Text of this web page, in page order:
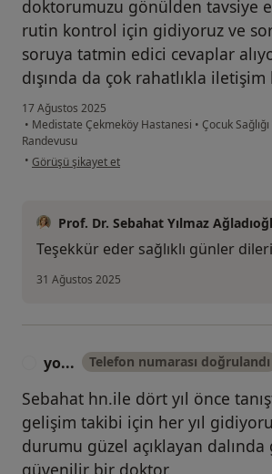
doktorumuzu gönülden tavsiye
rutin kontrol için gidiyoruz ve
soruya tatmin edici cevaplar
dışında da çok rahatlıkla
17 Ağustos 2025
• Medistate Çekmeköy Hastanesi • Çocuk
Randevusu
• kullanıcının görüşüne göre mi...ı
Görüşü şikayet et
Prof. Dr. Sebahat Yılmaz
Teşekkür eder sağlıklı günler
31 Ağustos 2025
yo... Telefon numarası doğrulandı
Sebahat hn.ile dört yıl önce
gelişim takibi için her yıl
durumu güzel açıklayan dalında